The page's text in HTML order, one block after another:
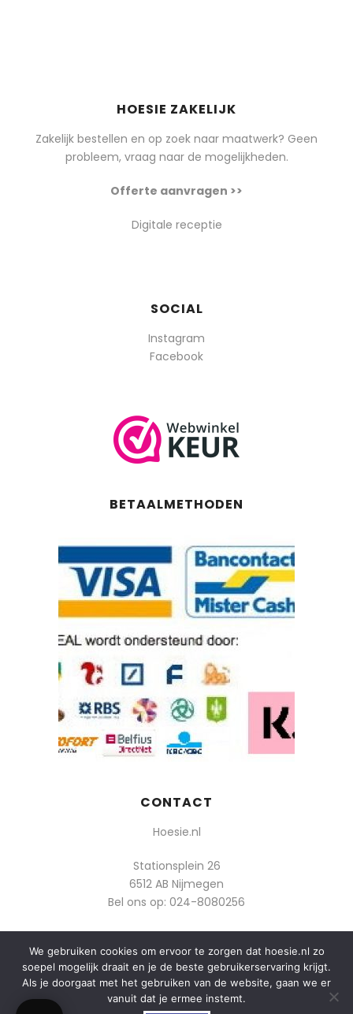
HOESIE ZAKELIJK
Zakelijk bestellen en op zoek naar maatwerk? Geen
probleem, vraag naar de mogelijkheden.
Offerte aanvragen >>
Digitale receptie
SOCIAL
Instagram
Facebook
BETAALMETHODEN
CONTACT
Hoesie.nl
Stationsplein 26
6512 AB Nijmegen
Bel ons op: 024-8080256
Of mail: info@hoesie.nl
We gebruiken cookies om ervoor te zorgen dat hoesie.nl zo
soepel mogelijk draait en je de beste gebruikerservaring krijgt.
Als je doorgaat met het gebruiken van de website, gaan we er
vanuit dat je ermee instemt.